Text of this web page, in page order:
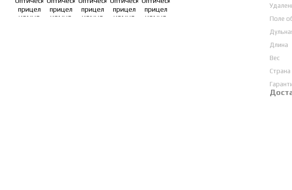
Поле
Длина
Вес